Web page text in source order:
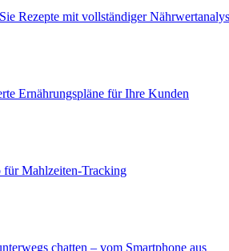
Rezepte mit vollständiger
Ernährungspläne für Ihre Kunden
Mahlzeiten-Tracking
chatten – vom Smartphone aus